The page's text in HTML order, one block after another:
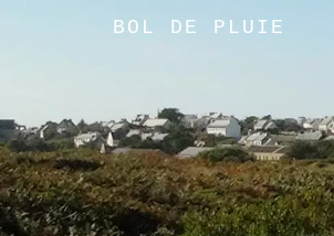
BOL DE PLUIE